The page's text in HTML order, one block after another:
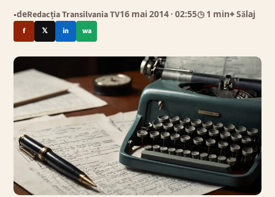
●deRedacția Transilvania TV16 mai 2014 · 02:55◷ 1 min⌖ Sălaj
f 𝕏 in wa